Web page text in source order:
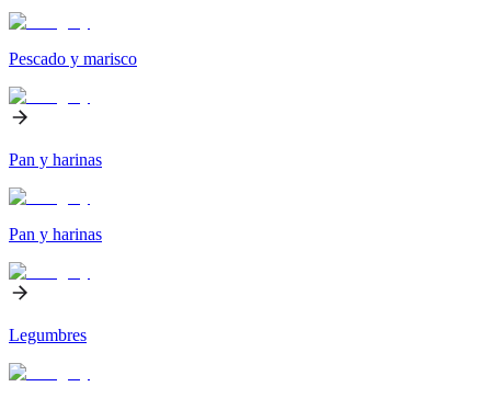
Pescado y marisco
Pan y harinas
Pan y harinas
Legumbres